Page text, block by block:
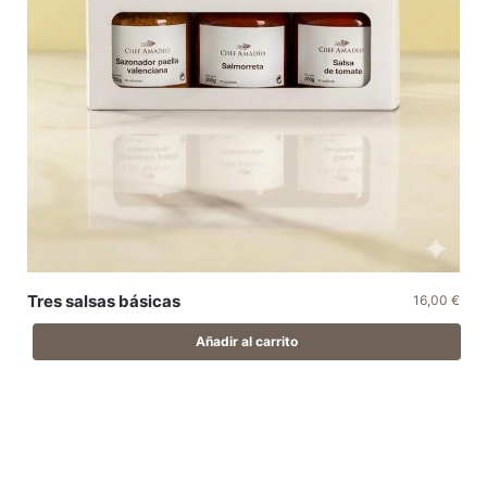
Tres salsas básicas 16,00 €
Añadir al carrito